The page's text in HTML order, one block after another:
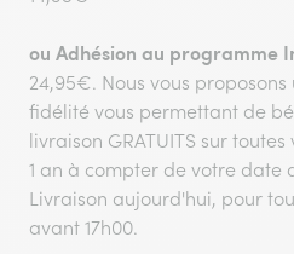
ou Adhésion au programme
24,95€. Nous vous
fidélité vous permettant de
livraison GRATUITS sur
1 an à compter de votre date
Livraison aujourd'hui, pour
avant 17h00.